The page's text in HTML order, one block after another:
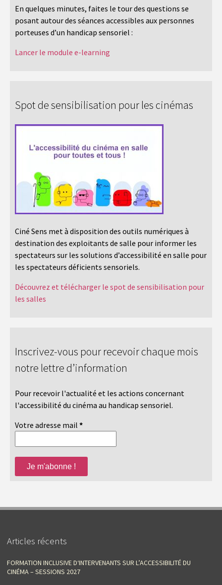
En quelques minutes, faites le tour des questions se
posant autour des séances accessibles aux personnes
porteuses d’un handicap sensoriel :
Lancer le module e-learning
Spot de sensibilisation pour les cinémas
Ciné Sens met à disposition des outils numériques à
destination des exploitants de salle pour informer les
spectateurs sur les solutions d’accessibilité en salle pour
les spectateurs déficients sensoriels.
Découvrez et télécharger le spot de sensibilisation pour
les salles
Inscrivez-vous pour recevoir chaque mois
notre lettre d’information
Pour recevoir l'actualité et les actions concernant
l'accessibilité du cinéma au handicap sensoriel.
Votre adresse mail *
Articles récents
FORMATION INCLUSIVE D‘INTERVENANTS SUR L’ACCESSIBILITÉ DU
CINÉMA – SESSIONS 2027